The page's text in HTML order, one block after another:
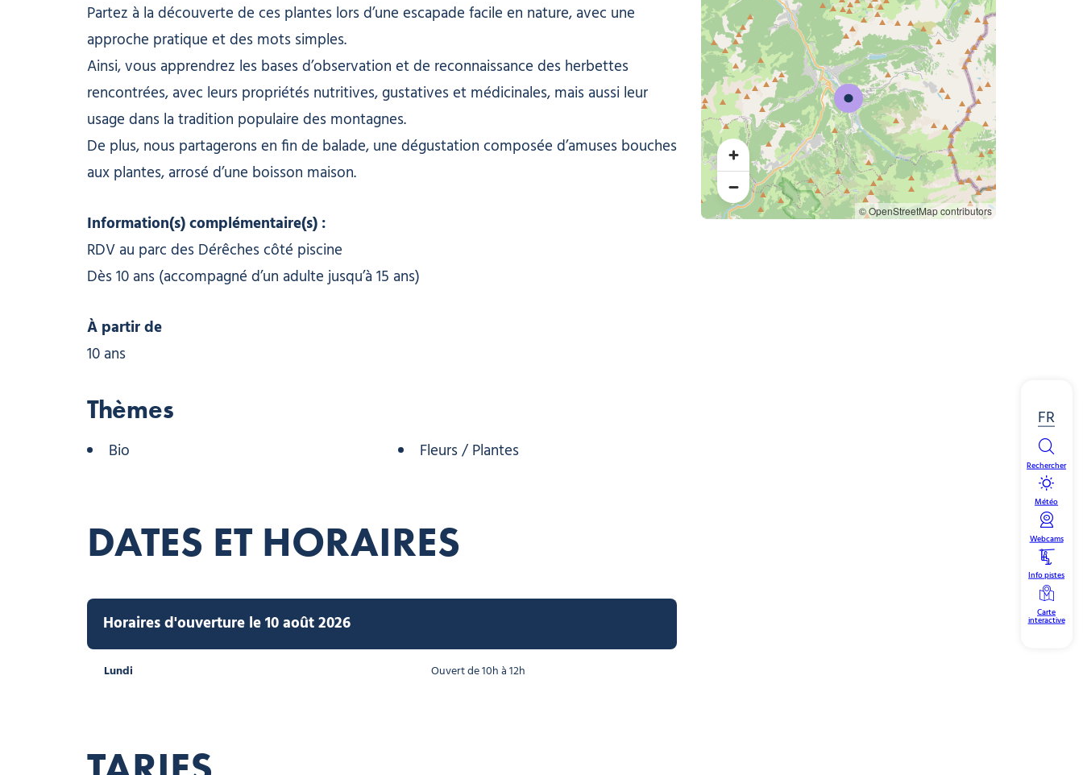
FR
Rechercher
Météo
Webcams
Info pistes
Carte
interactive
Partez à la découverte de ces plantes lors d’une escapade facile en nature, avec une
approche pratique et des mots simples.
Ainsi, vous apprendrez les bases d’observation et de reconnaissance des herbettes
rencontrées, avec leurs propriétés nutritives, gustatives et médicinales, mais aussi leur
usage dans la tradition populaire des montagnes.
De plus, nous partagerons en fin de balade, une dégustation composée d’amuses bouches
aux plantes, arrosé d’une boisson maison.
Information(s) complémentaire(s) :
RDV au parc des Dérêches côté piscine
Dès 10 ans (accompagné d’un adulte jusqu’à 15 ans)
À partir de
10 ans
Thèmes
Bio Fleurs / Plantes
DATES ET HORAIRES
Horaires d'ouverture le 10 août 2026
Lundi Ouvert de 10h à 12h
© OpenStreetMap contributors